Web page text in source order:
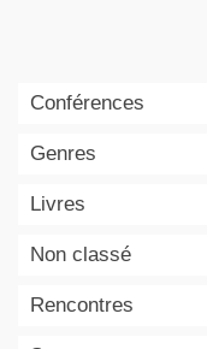
Conférences
Genres
Livres
Non classé
Rencontres